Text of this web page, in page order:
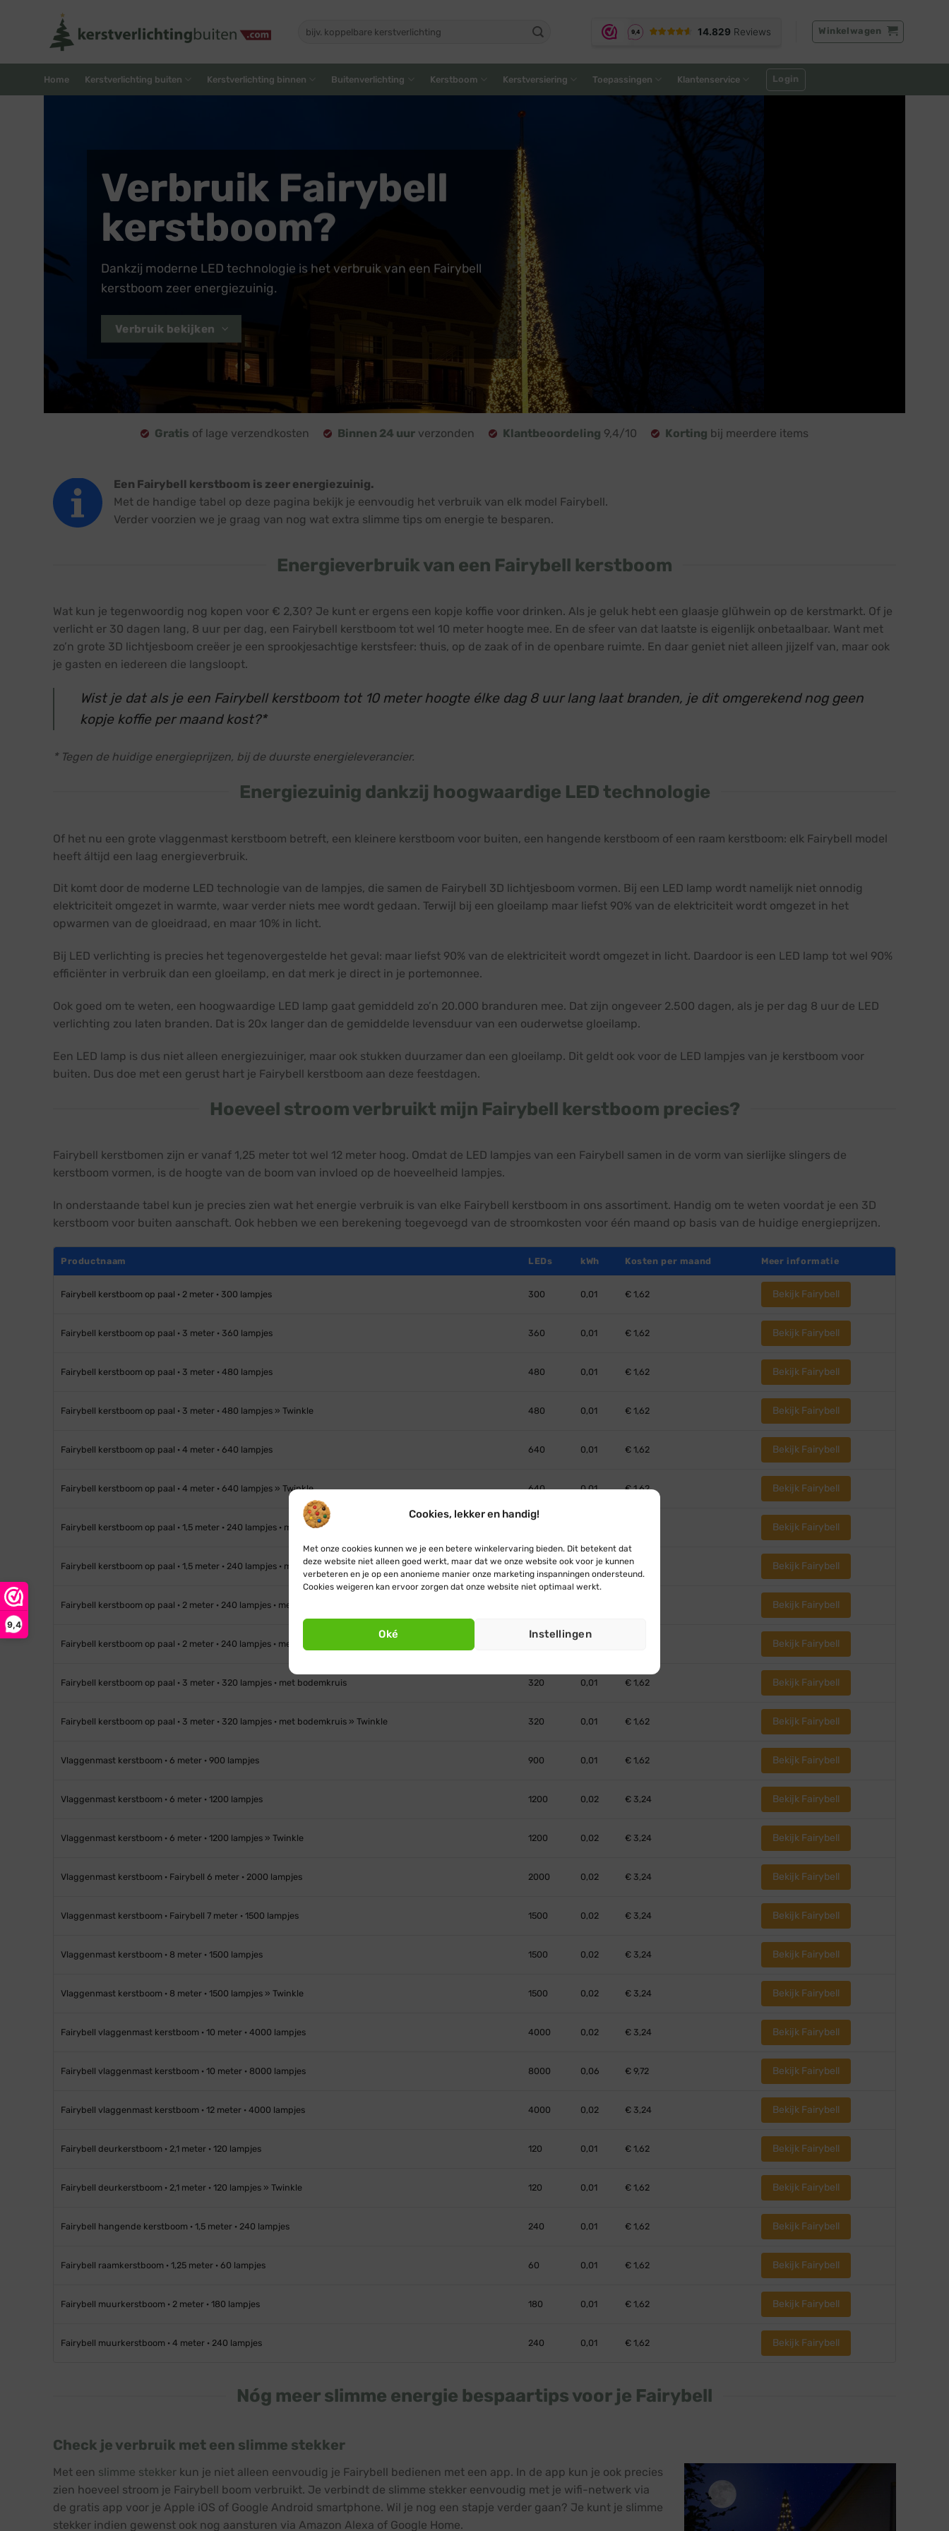
Cookies, lekker en handig!
Met onze cookies kunnen we je een betere winkelervaring bieden. Dit betekent dat
deze website niet alleen goed werkt, maar dat we onze website ook voor je kunnen
verbeteren en je op een anonieme manier onze marketing inspanningen ondersteund.
Cookies weigeren kan ervoor zorgen dat onze website niet optimaal werkt.
Oké Instellingen
9,4
naar:
Winkelwagen
Home Kerstverlichting buiten Kerstverlichting binnen Buitenverlichting Kerstboom Kerstversiering Toepassingen Klantenservice Login
Verbruik Fairybell
kerstboom?
Dankzij moderne LED technologie is het verbruik van een Fairybell
kerstboom zeer energiezuinig.
Verbruik bekijken
Gratis of lage verzendkosten Binnen 24 uur verzonden Klantbeoordeling 9,4/10 Korting bij meerdere items
Een Fairybell kerstboom is zeer energiezuinig.
Met de handige tabel op deze pagina bekijk je eenvoudig het verbruik van elk model Fairybell.
Verder voorzien we je graag van nog wat extra slimme tips om energie te besparen.
Energieverbruik van een Fairybell kerstboom
Wat kun je tegenwoordig nog kopen voor € 2,30? Je kunt er ergens een kopje koffie voor drinken. Als je geluk hebt een glaasje glühwein op de kerstmarkt. Of je
verlicht er 30 dagen lang, 8 uur per dag, een Fairybell kerstboom tot wel 10 meter hoogte mee. En de sfeer van dat laatste is eigenlijk onbetaalbaar. Want met
zo’n grote 3D lichtjesboom creëer je een sprookjesachtige kerstsfeer: thuis, op de zaak of in de openbare ruimte. En daar geniet niet alleen jijzelf van, maar ook
je gasten en iedereen die langsloopt.
Wist je dat als je een Fairybell kerstboom tot 10 meter hoogte élke dag 8 uur lang laat branden, je dit omgerekend nog geen
kopje koffie per maand kost?*
* Tegen de huidige energieprijzen, bij de duurste energieleverancier.
Energiezuinig dankzij hoogwaardige LED technologie
Of het nu een grote vlaggenmast kerstboom betreft, een kleinere kerstboom voor buiten, een hangende kerstboom of een raam kerstboom: elk Fairybell model
heeft áltijd een laag energieverbruik.
Dit komt door de moderne LED technologie van de lampjes, die samen de Fairybell 3D lichtjesboom vormen. Bij een LED lamp wordt namelijk niet onnodig
elektriciteit omgezet in warmte, waar verder niets mee wordt gedaan. Terwijl bij een gloeilamp maar liefst 90% van de elektriciteit wordt omgezet in het
opwarmen van de gloeidraad, en maar 10% in licht.
Bij LED verlichting is precies het tegenovergestelde het geval: maar liefst 90% van de elektriciteit wordt omgezet in licht. Daardoor is een LED lamp tot wel 90%
efficiënter in verbruik dan een gloeilamp, en dat merk je direct in je portemonnee.
Ook goed om te weten, een hoogwaardige LED lamp gaat gemiddeld zo’n 20.000 branduren mee. Dat zijn ongeveer 2.500 dagen, als je per dag 8 uur de LED
verlichting zou laten branden. Dat is 20x langer dan de gemiddelde levensduur van een ouderwetse gloeilamp.
Een LED lamp is dus niet alleen energiezuiniger, maar ook stukken duurzamer dan een gloeilamp. Dit geldt ook voor de LED lampjes van je kerstboom voor
buiten. Dus doe met een gerust hart je Fairybell kerstboom aan deze feestdagen.
Hoeveel stroom verbruikt mijn Fairybell kerstboom precies?
Fairybell kerstbomen zijn er vanaf 1,25 meter tot wel 12 meter hoog. Omdat de LED lampjes van een Fairybell samen in de vorm van sierlijke slingers de
kerstboom vormen, is de hoogte van de boom van invloed op de hoeveelheid lampjes.
In onderstaande tabel kun je precies zien wat het energie verbruik is van elke Fairybell kerstboom in ons assortiment. Handig om te weten voordat je een 3D
kerstboom voor buiten aanschaft. Ook hebben we een berekening toegevoegd van de stroomkosten voor één maand op basis van de huidige energieprijzen.
Productnaam LEDs kWh Kosten per maand Meer informatie
Fairybell kerstboom op paal · 2 meter · 300 lampjes 300 0,01 € 1,62 Bekijk Fairybell
Fairybell kerstboom op paal · 3 meter · 360 lampjes 360 0,01 € 1,62 Bekijk Fairybell
Fairybell kerstboom op paal · 3 meter · 480 lampjes 480 0,01 € 1,62 Bekijk Fairybell
Fairybell kerstboom op paal · 3 meter · 480 lampjes » Twinkle 480 0,01 € 1,62 Bekijk Fairybell
Fairybell kerstboom op paal · 4 meter · 640 lampjes 640 0,01 € 1,62 Bekijk Fairybell
Fairybell kerstboom op paal · 4 meter · 640 lampjes » Twinkle 640 0,01 € 1,62 Bekijk Fairybell
Fairybell kerstboom op paal · 1,5 meter · 240 lampjes · met bodemkruis Bekijk Fairybell
Fairybell kerstboom op paal · 1,5 meter · 240 lampjes · met bodemkruis » Twinkle 240 0,01 € 1,62 Bekijk Fairybell
Fairybell kerstboom op paal · 2 meter · 240 lampjes · met bodemkruis Bekijk Fairybell
Fairybell kerstboom op paal · 2 meter · 240 lampjes · met bodemkruis » Twinkle Bekijk Fairybell
Fairybell kerstboom op paal · 3 meter · 320 lampjes · met bodemkruis 320 0,01 € 1,62 Bekijk Fairybell
Fairybell kerstboom op paal · 3 meter · 320 lampjes · met bodemkruis » Twinkle 320 0,01 € 1,62 Bekijk Fairybell
Vlaggenmast kerstboom · 6 meter · 900 lampjes 900 0,01 € 1,62 Bekijk Fairybell
Vlaggenmast kerstboom · 6 meter · 1200 lampjes 1200 0,02 € 3,24 Bekijk Fairybell
Vlaggenmast kerstboom · 6 meter · 1200 lampjes » Twinkle 1200 0,02 € 3,24 Bekijk Fairybell
Vlaggenmast kerstboom · Fairybell 6 meter · 2000 lampjes 2000 0,02 € 3,24 Bekijk Fairybell
Vlaggenmast kerstboom · Fairybell 7 meter · 1500 lampjes 1500 0,02 € 3,24 Bekijk Fairybell
Vlaggenmast kerstboom · 8 meter · 1500 lampjes 1500 0,02 € 3,24 Bekijk Fairybell
Vlaggenmast kerstboom · 8 meter · 1500 lampjes » Twinkle 1500 0,02 € 3,24 Bekijk Fairybell
Fairybell vlaggenmast kerstboom · 10 meter · 4000 lampjes 4000 0,02 € 3,24 Bekijk Fairybell
Fairybell vlaggenmast kerstboom · 10 meter · 8000 lampjes 8000 0,06 € 9,72 Bekijk Fairybell
Fairybell vlaggenmast kerstboom · 12 meter · 4000 lampjes 4000 0,02 € 3,24 Bekijk Fairybell
Fairybell deurkerstboom · 2,1 meter · 120 lampjes 120 0,01 € 1,62 Bekijk Fairybell
Fairybell deurkerstboom · 2,1 meter · 120 lampjes » Twinkle 120 0,01 € 1,62 Bekijk Fairybell
Fairybell hangende kerstboom · 1,5 meter · 240 lampjes 240 0,01 € 1,62 Bekijk Fairybell
Fairybell raamkerstboom · 1,25 meter · 60 lampjes 60 0,01 € 1,62 Bekijk Fairybell
Fairybell muurkerstboom · 2 meter · 180 lampjes 180 0,01 € 1,62 Bekijk Fairybell
Fairybell muurkerstboom · 4 meter · 240 lampjes 240 0,01 € 1,62 Bekijk Fairybell
Nóg meer slimme energie bespaartips voor je Fairybell
Check je verbruik met een slimme stekker
Met een slimme stekker kun je niet alleen eenvoudig je Fairybell bedienen met een app. In de app kun je ook precies
zien hoeveel stroom je Fairybell boom verbruikt. Je verbindt de slimme stekker eenvoudig met je wifi-netwerk via
de gratis app voor je Apple iOS of Google Android smartphone. Wil je nog een stapje verder gaan? Je kunt je slimme
stekker indien gewenst ook nog aansturen via Amazon Alexa of Google Home.